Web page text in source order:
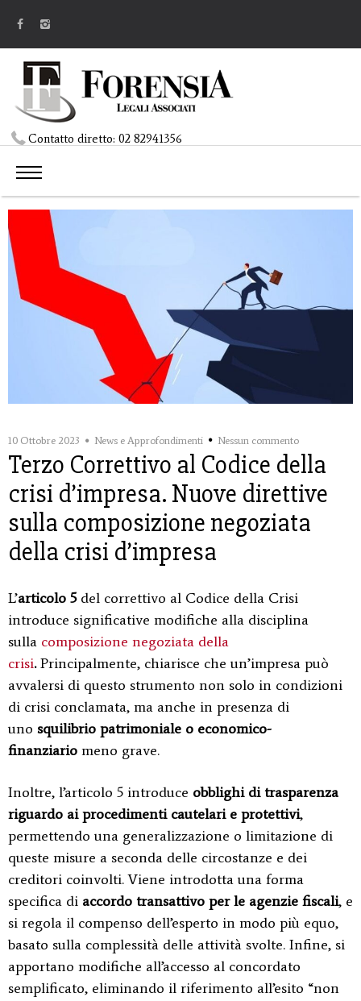
Contatto diretto:02 82941356
10 Ottobre 2023 News e Approfondimenti Nessun commento
Terzo Correttivo al Codice della
crisi d’impresa. Nuove direttive
sulla composizione negoziata
della crisi d’impresa
L’articolo 5del correttivo al Codice della Crisi
introduce significative modifiche alla disciplina
sulla composizione negoziata della
crisi.Principalmente, chiarisce che un’impresa può
avvalersi di questo strumento non solo in condizioni
di crisi conclamata, ma anche in presenza di
uno squilibrio patrimoniale o economico-
finanziario meno grave.
Inoltre, l’articolo 5 introduce obblighi di trasparenza
riguardo ai procedimenti cautelari e protettivi,
permettendo una generalizzazione o limitazione di
queste misure a seconda delle circostanze e dei
creditori coinvolti. Viene introdotta una forma
specifica di accordo transattivo per le agenzie fiscali, e
si regola il compenso dell’esperto in modo più equo,
basato sulla complessità delle attività svolte. Infine, si
apportano modifiche all’accesso al concordato
semplificato, eliminando il riferimento all’esito “non